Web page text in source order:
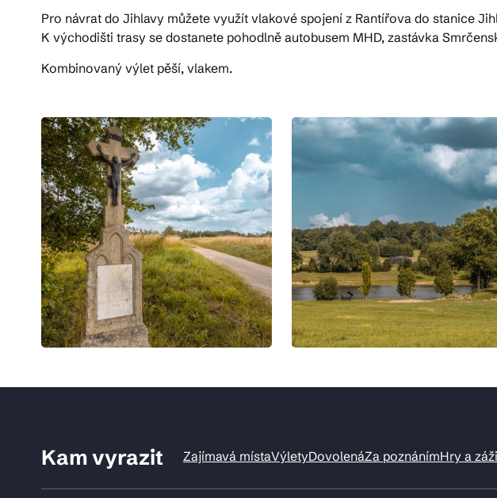
Pro návrat do Jihlavy můžete využít vlakové spojení z Rantířova do stanice
K východišti trasy se dostanete pohodlně autobusem MHD, zastávka
Kombinovaný výlet pěší, vlakem.
Kam vyrazit Zajímavá místaVýletyDovolenáZa poznánímHry a